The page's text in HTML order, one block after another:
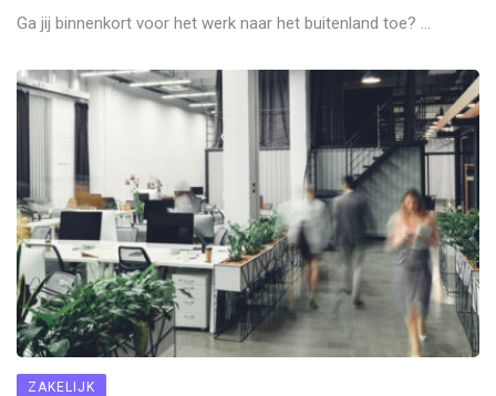
Ga jij binnenkort voor het werk naar het buitenland toe? ...
ZAKELIJK